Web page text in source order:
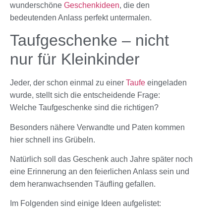
wunderschöne Geschenkideen, die den
bedeutenden Anlass perfekt untermalen.
Taufgeschenke – nicht
nur für Kleinkinder
Jeder, der schon einmal zu einer Taufe eingeladen
wurde, stellt sich die entscheidende Frage:
Welche Taufgeschenke sind die richtigen?
Besonders nähere Verwandte und Paten kommen
hier schnell ins Grübeln.
Natürlich soll das Geschenk auch Jahre später noch
eine Erinnerung an den feierlichen Anlass sein und
dem heranwachsenden Täufling gefallen.
Im Folgenden sind einige Ideen aufgelistet: